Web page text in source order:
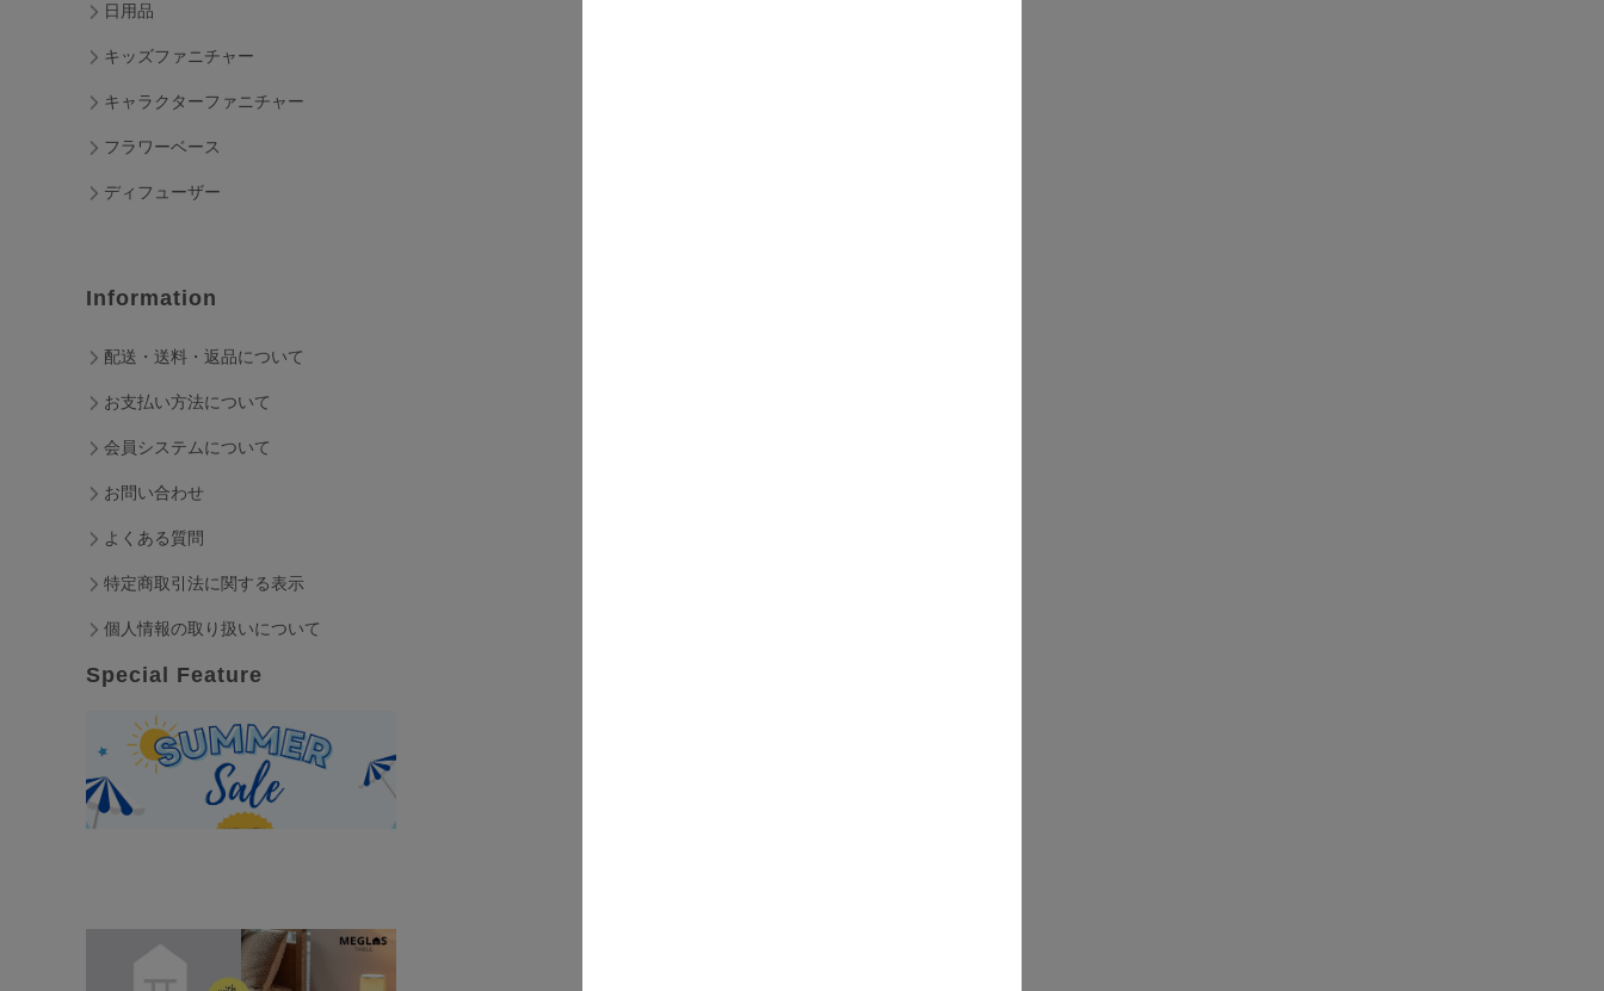
日用品
キッズファニチャー
キャラクターファニチャー
フラワーベース
ディフューザー
Information
配送・送料・返品について
お支払い方法について
会員システムについて
お問い合わせ
よくある質問
特定商取引法に関する表示
個人情報の取り扱いについて
Special Feature